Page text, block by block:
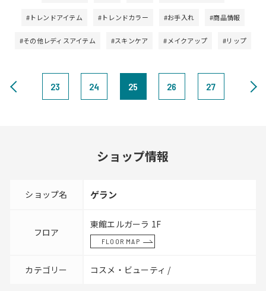
#トレンドアイテム #トレンドカラー #お手入れ #商品情報
#その他レディスアイテム #スキンケア #メイクアップ #リップ
23 24 25 26 27
ショップ情報
ショップ名 ゲラン
フロア
東館エルガーラ 1F
FLOOR MAP
カテゴリー コスメ・ビューティ /